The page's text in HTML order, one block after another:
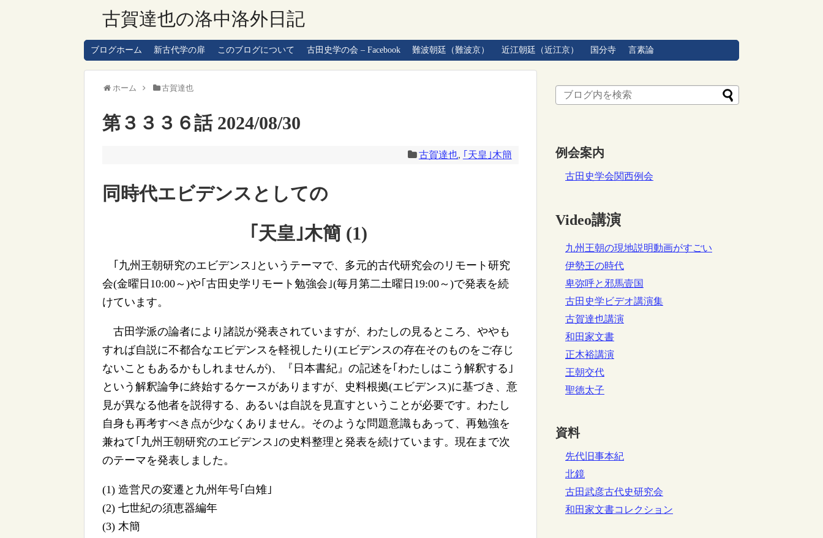
古賀達也の洛中洛外日記
ブログホーム 新古代学の扉 このブログについて 古田史学の会 – Facebook 難波朝廷（難波京） 近江朝廷（近江京） 国分寺 言素論
ホーム 古賀達也
第３３３６話 2024/08/30
古賀達也, ｢天皇｣木簡
同時代エビデンスとしての
｢天皇｣木簡 (1)
｢九州王朝研究のエビデンス｣というテーマで、多元的古代研究会のリモート研究
会(金曜日10:00～)や｢古田史学リモート勉強会｣(毎月第二土曜日19:00～)で発表を続
けています。
古田学派の論者により諸説が発表されていますが、わたしの見るところ、ややも
すれば自説に不都合なエビデンスを軽視したり(エビデンスの存在そのものをご存じ
ないこともあるかもしれませんが)、『日本書紀』の記述を｢わたしはこう解釈する｣
という解釈論争に終始するケースがありますが、史料根拠(エビデンス)に基づき、意
見が異なる他者を説得する、あるいは自説を見直すということが必要です。わたし
自身も再考すべき点が少なくありません。そのような問題意識もあって、再勉強を
兼ねて｢九州王朝研究のエビデンス｣の史料整理と発表を続けています。現在まで次
のテーマを発表しました。
(1) 造営尺の変遷と九州年号｢白雉｣
(2) 七世紀の須恵器編年
(3) 木簡
例会案内
古田史学会関西例会
Video講演
九州王朝の現地説明動画がすごい
伊勢王の時代
卑弥呼と邪馬壹国
古田史学ビデオ講演集
古賀達也講演
和田家文書
正木裕講演
王朝交代
聖徳太子
資料
先代旧事本紀
北鏡
古田武彦古代史研究会
和田家文書コレクション